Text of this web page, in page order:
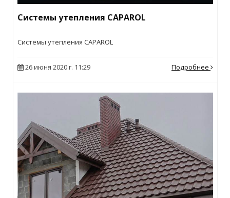
Cистемы утепления CAPAROL
Cистемы утепления CAPAROL
26 июня 2020 г. 11:29 Подробнее